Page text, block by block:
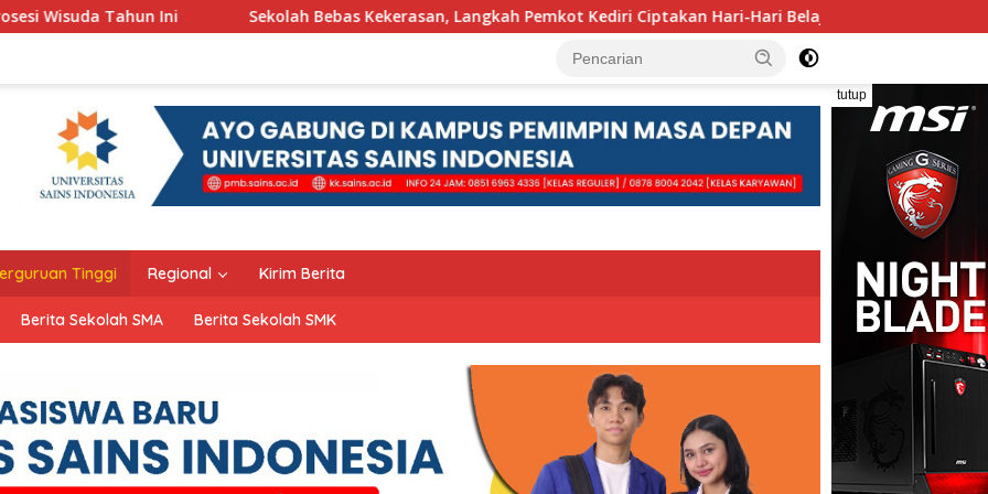
Ini Sekolah Bebas Kekerasan, Langkah Pemkot Kediri Ciptakan Hari-Hari Belajar yang Gembira
tutup
Tinggi Regional Kirim Berita
Berita Sekolah SMA Berita Sekolah SMK